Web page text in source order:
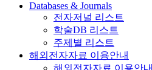
Databases & Journals
전자저널 리스트
학술DB 리스트
주제별 리스트
해외전자자료 이용안내
해외전자자료 이용안내